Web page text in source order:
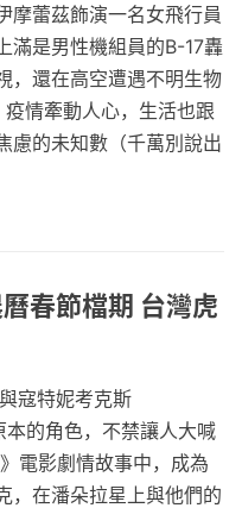
摩蕾茲飾演一名女飛行員
滿是男性機組員的B-17轟
，還在高空遭遇不明生物
情牽動人心，生活也跟
慮的未知數（千萬別說出
春節檔期 台灣虎
寇特妮考克斯
的角色，不禁讓人大喊
電影劇情故事中，成為
，在潘朵拉星上與他們的